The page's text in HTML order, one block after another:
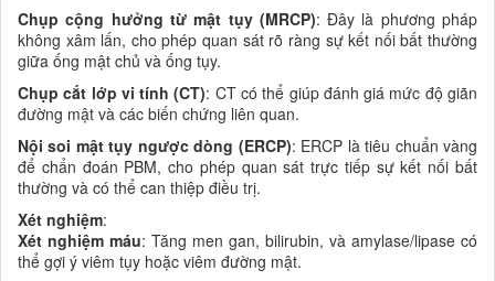
Chụp cộng hưởng từ mật tụy (MRCP): Đây là phương pháp
không xâm lấn, cho phép quan sát rõ ràng sự kết nối bất thường
giữa ống mật chủ và ống tụy.
Chụp cắt lớp vi tính (CT): CT có thể giúp đánh giá mức độ giãn
đường mật và các biến chứng liên quan.
Nội soi mật tụy ngược dòng (ERCP): ERCP là tiêu chuẩn vàng
để chẩn đoán PBM, cho phép quan sát trực tiếp sự kết nối bất
thường và có thể can thiệp điều trị.
Xét nghiệm:
Xét nghiệm máu: Tăng men gan, bilirubin, và amylase/lipase có
thể gợi ý viêm tụy hoặc viêm đường mật.